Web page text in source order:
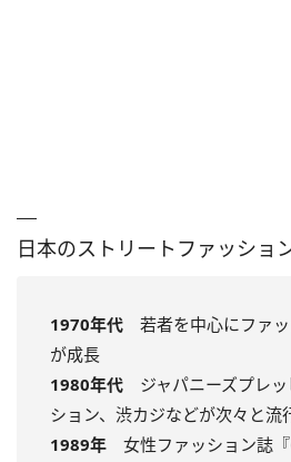
日本のストリートファッショ
1970年代 若者を中心にファ
が成長
1980年代 ジャパニーズプレ
ション、渋カジなどが次々と流
1989年 女性ファッション誌『